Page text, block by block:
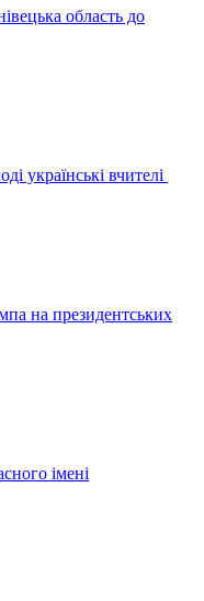
область до
українські вчителі
на президентських
імені